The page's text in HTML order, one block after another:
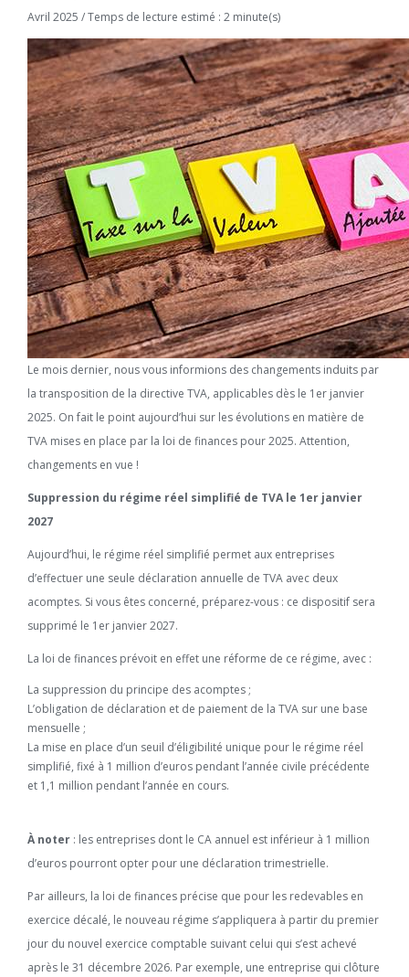
Avril 2025 / Temps de lecture estimé : 2 minute(s)
Le mois dernier, nous vous informions des changements induits par
la transposition de la directive TVA, applicables dès le 1er janvier
2025. On fait le point aujourd’hui sur les évolutions en matière de
TVA mises en place par la loi de finances pour 2025. Attention,
changements en vue !
Suppression du régime réel simplifié de TVA le 1er janvier
2027
Aujourd’hui, le régime réel simplifié permet aux entreprises
d’effectuer une seule déclaration annuelle de TVA avec deux
acomptes. Si vous êtes concerné, préparez-vous : ce dispositif sera
supprimé le 1er janvier 2027.
La loi de finances prévoit en effet une réforme de ce régime, avec :
La suppression du principe des acomptes ;
L’obligation de déclaration et de paiement de la TVA sur une base
mensuelle ;
La mise en place d’un seuil d’éligibilité unique pour le régime réel
simplifié, fixé à 1 million d’euros pendant l’année civile précédente
et 1,1 million pendant l’année en cours.
À noter : les entreprises dont le CA annuel est inférieur à 1 million
d’euros pourront opter pour une déclaration trimestrielle.
Par ailleurs, la loi de finances précise que pour les redevables en
exercice décalé, le nouveau régime s’appliquera à partir du premier
jour du nouvel exercice comptable suivant celui qui s’est achevé
après le 31 décembre 2026. Par exemple, une entreprise qui clôture